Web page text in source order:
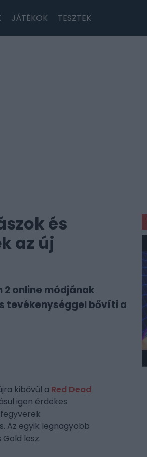
JÁTÉKOK TESZTEK
és
az új
2 online módjának
tevékenységgel bővíti a
kibővül a Red Dead
igen érdekes
Az egyik legnagyobb
lesz.